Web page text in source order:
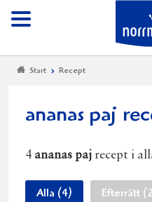
Meny
Start Recept
ananas paj
4 ananas paj recept i
Alla (4) Efterrätt